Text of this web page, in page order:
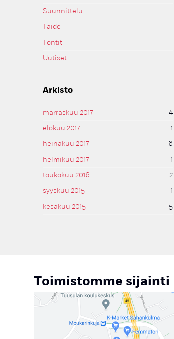
Suunnittelu
Taide
Tontit
Uutiset
Arkisto
marraskuu 2017
4
elokuu 2017
1
heinäkuu 2017
6
helmikuu 2017
1
toukokuu 2016
2
syyskuu 2015
1
kesäkuu 2015
5
Toimistomme sijainti